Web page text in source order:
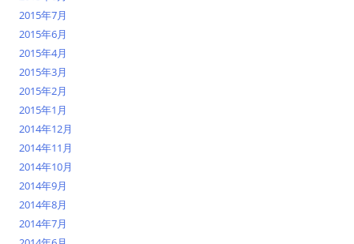
2015年7月
2015年6月
2015年4月
2015年3月
2015年2月
2015年1月
2014年12月
2014年11月
2014年10月
2014年9月
2014年8月
2014年7月